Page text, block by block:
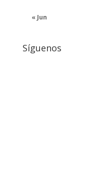
« Jun
Síguenos